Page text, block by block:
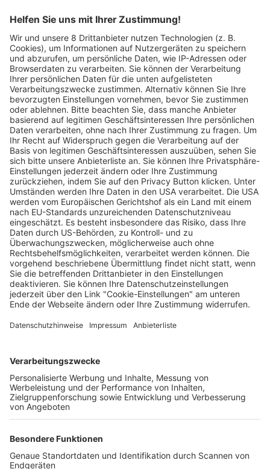
Volleyball-Bundesliga: 1844 Freiburg
empfängt Friedrichshafen am Mittwoch
Matthias Joers 03.02.2026
Freiburger Wochenbericht
Der Wochenbericht
wurde zum 31. Juli 2026
eingestellt.